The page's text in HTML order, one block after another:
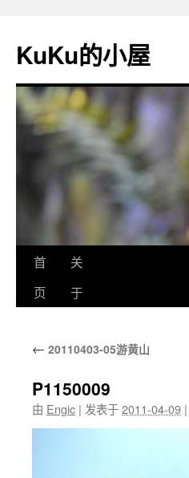
KuKu的小屋
首
页
关
于
← 20110403-05游黄山
P1150009
由 Engic | 发表于2011-04-09 |